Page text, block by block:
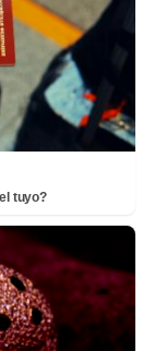
tuyo?